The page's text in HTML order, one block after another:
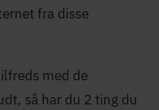
fra disse
med de
så har du 2 ting du